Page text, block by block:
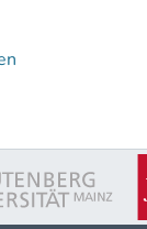
bei allen
erfolgreich
an den
und
Z-geschützten